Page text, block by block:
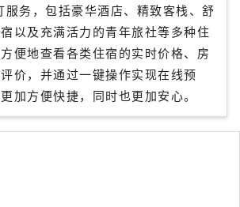
服务，包括豪华酒店、精致客栈、舒
以及充满活力的青年旅社等多种住
便地查看各类住宿的实时价格、房
价，并通过一键操作实现在线预
加方便快捷，同时也更加安心。